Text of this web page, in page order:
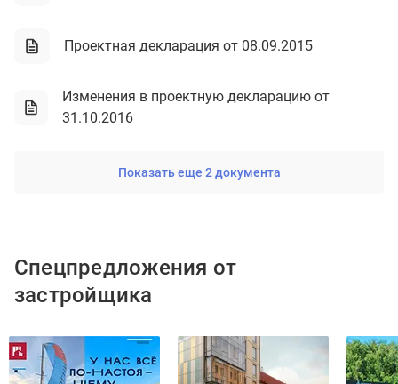
Проектная декларация от 08.09.2015
Изменения в проектную декларацию от
31.10.2016
Показать еще 2 документа
Спецпредложения от
застройщика